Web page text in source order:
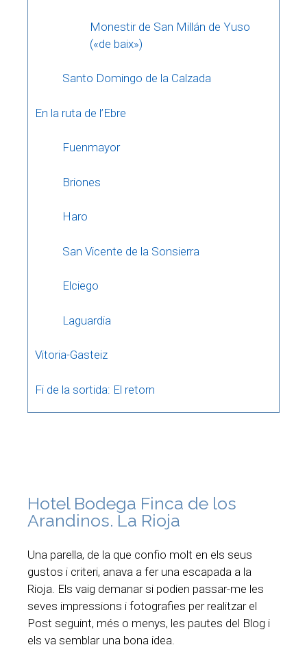
Monestir de San Millán de Yuso
(«de baix»)
Santo Domingo de la Calzada
En la ruta de l’Ebre
Fuenmayor
Briones
Haro
San Vicente de la Sonsierra
Elciego
Laguardia
Vitoria-Gasteiz
Fi de la sortida: El retorn
Hotel Bodega Finca de los
Arandinos. La Rioja
Una parella, de la que confio molt en els seus
gustos i criteri, anava a fer una escapada a la
Rioja. Els vaig demanar si podien passar-me les
seves impressions i fotografies per realitzar el
Post seguint, més o menys, les pautes del Blog i
els va semblar una bona idea.